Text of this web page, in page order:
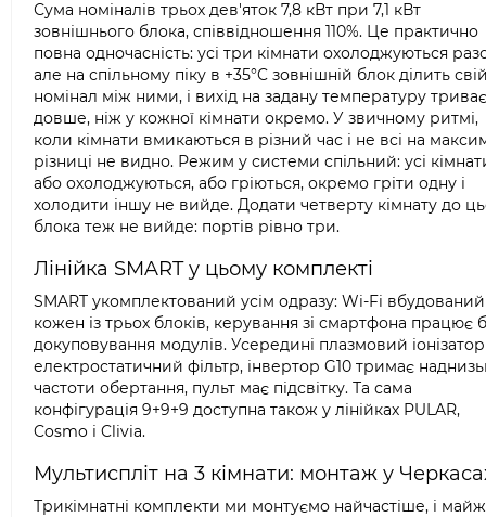
Сума номіналів трьох дев'яток 7,8 кВт при 7,1 кВт
зовнішнього блока, співвідношення 110%. Це практично
повна одночасність: усі три кімнати охолоджуються
але на спільному піку в +35°C зовнішній блок ділить
номінал між ними, і вихід на задану температуру триває
довше, ніж у кожної кімнати окремо. У звичному ритмі,
коли кімнати вмикаються в різний час і не всі на
різниці не видно. Режим у системи спільний: усі
або охолоджуються, або гріються, окремо гріти одну і
холодити іншу не вийде. Додати четверту кімнату до
блока теж не вийде: портів рівно три.
Лінійка SMART у цьому комплекті
SMART укомплектований усім одразу: Wi-Fi
кожен із трьох блоків, керування зі смартфона працює
докуповування модулів. Усередині плазмовий іонізатор
електростатичний фільтр, інвертор G10 тримає
частоти обертання, пульт має підсвітку. Та сама
конфігурація 9+9+9 доступна також у лінійках PULAR,
Cosmo і Clivia.
Мультиспліт на 3 кімнати: монтаж у
Трикімнатні комплекти ми монтуємо найчастіше, і